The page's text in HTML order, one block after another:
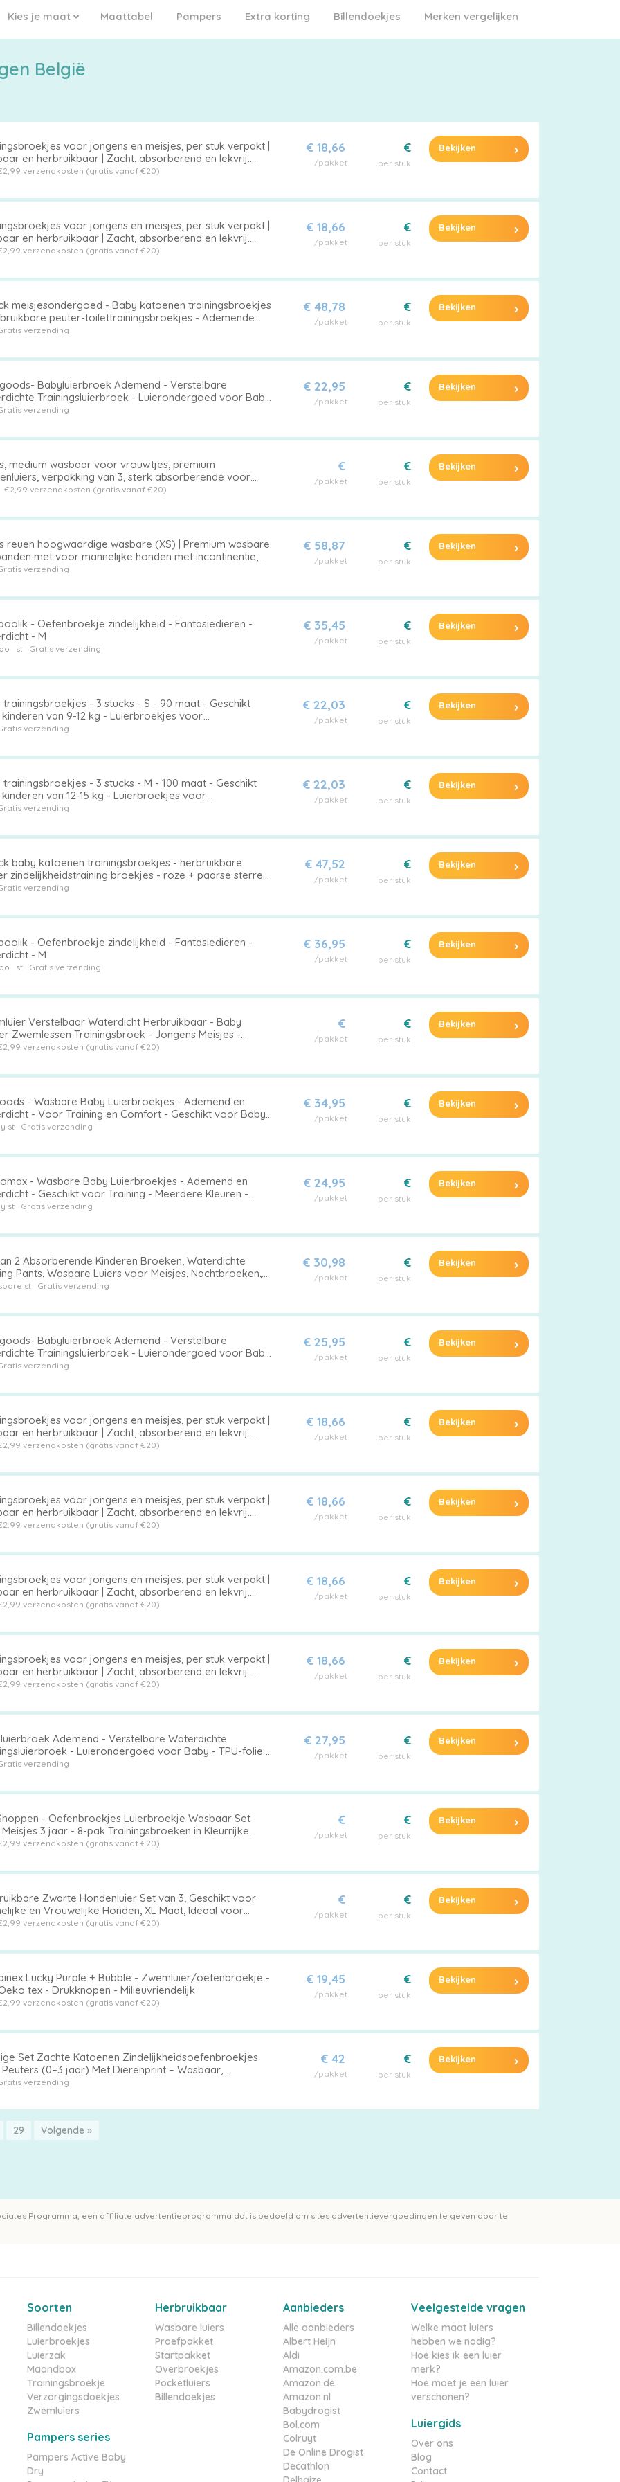
Maattabel
Kies je maat Pampers Extra korting Billendoekjes Merken vergelijken
België
voor jongens en meisjes, per stuk verpakt |
en herbruikbaar | Zacht, absorberend en lekvrij.
in verschillende maten voor kinderen van 1 t/m 5
verzendkosten (gratis vanaf €20)
€ 18,66
/pakket
€
per stuk
Bekijken
voor jongens en meisjes, per stuk verpakt |
en herbruikbaar | Zacht, absorberend en lekvrij.
in verschillende maten voor kinderen van 1 t/m 5
verzendkosten (gratis vanaf €20)
€ 18,66
/pakket
€
per stuk
Bekijken
meisjesondergoed - Baby katoenen trainingsbroekjes
peuter-toilettrainingsbroekjes - Ademende
- Geschikt voor jongens en meisjes van 12 - 18 kg
verzending
€ 48,78
/pakket
€
per stuk
Bekijken
Babyluierbroek Ademend - Verstelbare
Trainingsluierbroek - Luierondergoed voor Baby
folie - Antilekfunctie - Lichtgewicht 71g - Trainingluier
verzending
€ 22,95
/pakket
€
per stuk
Bekijken
medium wasbaar voor vrouwtjes, premium
verpakking van 3, sterk absorberende voor
incontinentie en puppytraining(M)
€2,99 verzendkosten (gratis vanaf €20)
€
/pakket
€
per stuk
Bekijken
reuen hoogwaardige wasbare (XS) | Premium wasbare
met voor mannelijke honden met incontinentie,
plassen en tijdens training
verzending
€ 58,87
/pakket
€
per stuk
Bekijken
- Oefenbroekje zindelijkheid - Fantasiedieren -
- M
st Gratis verzending
€ 35,45
/pakket
€
per stuk
Bekijken
trainingsbroekjes - 3 stucks - S - 90 maat - Geschikt
van 9-12 kg - Luierbroekjes voor
- Waterdichte trainingsbroekjes voor
verzending
€ 22,03
/pakket
€
per stuk
Bekijken
trainingsbroekjes - 3 stucks - M - 100 maat - Geschikt
van 12-15 kg - Luierbroekjes voor
- Waterdichte trainingsbroekjes voor
verzending
€ 22,03
/pakket
€
per stuk
Bekijken
baby katoenen trainingsbroekjes - herbruikbare
zindelijkheidstraining broekjes - roze + paarse sterren
dinosaurus (luiers) - geschikt voor jongens en
verzending
€ 47,52
/pakket
€
per stuk
Bekijken
- Oefenbroekje zindelijkheid - Fantasiedieren -
- M
st Gratis verzending
€ 36,95
/pakket
€
per stuk
Bekijken
Verstelbaar Waterdicht Herbruikbaar - Baby
Zwemlessen Trainingsbroek - Jongens Meisjes -
Eend - Strandplezier - Badpak Zwembad Training -
verzendkosten (gratis vanaf €20)
€
/pakket
€
per stuk
Bekijken
- Wasbare Baby Luierbroekjes - Ademend en
- Voor Training en Comfort - Geschikt voor Baby's
Kleuren Verkrijgbaar
st Gratis verzending
€ 34,95
/pakket
€
per stuk
Bekijken
- Wasbare Baby Luierbroekjes - Ademend en
- Geschikt voor Training - Meerdere Kleuren -
en Verstelbaar - Voor Baby's
st Gratis verzending
€ 24,95
/pakket
€
per stuk
Bekijken
2 Absorberende Kinderen Broeken, Waterdichte
Pants, Wasbare Luiers voor Meisjes, Nachtbroeken,
Ondergoed voor Kinderen
st Gratis verzending
€ 30,98
/pakket
€
per stuk
Bekijken
Babyluierbroek Ademend - Verstelbare
Trainingsluierbroek - Luierondergoed voor Baby
folie - Antilekfunctie - Lichtgewicht 71g - Trainingluier
verzending
€ 25,95
/pakket
€
per stuk
Bekijken
voor jongens en meisjes, per stuk verpakt |
en herbruikbaar | Zacht, absorberend en lekvrij.
in verschillende maten voor kinderen van 1 t/m 5
kg.
verzendkosten (gratis vanaf €20)
€ 18,66
/pakket
€
per stuk
Bekijken
voor jongens en meisjes, per stuk verpakt |
en herbruikbaar | Zacht, absorberend en lekvrij.
in verschillende maten voor kinderen van 1 t/m 5
verzendkosten (gratis vanaf €20)
€ 18,66
/pakket
€
per stuk
Bekijken
voor jongens en meisjes, per stuk verpakt |
en herbruikbaar | Zacht, absorberend en lekvrij.
in verschillende maten voor kinderen van 1 t/m 5
verzendkosten (gratis vanaf €20)
€ 18,66
/pakket
€
per stuk
Bekijken
voor jongens en meisjes, per stuk verpakt |
en herbruikbaar | Zacht, absorberend en lekvrij.
in verschillende maten voor kinderen van 1 t/m 5
verzendkosten (gratis vanaf €20)
€ 18,66
/pakket
€
per stuk
Bekijken
Ademend - Verstelbare Waterdichte
- Luierondergoed voor Baby - TPU-folie -
- Lichtgewicht 71g - Trainingluier
verzending
€ 27,95
/pakket
€
per stuk
Bekijken
- Oefenbroekjes Luierbroekje Wasbaar Set
3 jaar - 8-pak Trainingsbroeken in Kleurrijke
- Ideaal voor Zindelijkheidstr
verzendkosten (gratis vanaf €20)
€
/pakket
€
per stuk
Bekijken
Zwarte Hondenluier Set van 3, Geschikt voor
en Vrouwelijke Honden, XL Maat, Ideaal voor
en Incontinentie
verzendkosten (gratis vanaf €20)
€
/pakket
€
per stuk
Bekijken
Lucky Purple + Bubble - Zwemluier/oefenbroekje -
tex - Drukknopen - Milieuvriendelijk
verzendkosten (gratis vanaf €20)
€ 19,45
/pakket
€
per stuk
Bekijken
Set Zachte Katoenen Zindelijkheidsoefenbroekjes
(0–3 jaar) Met Dierenprint – Wasbaar,
en Absorberend – Met Extra Bescherming aan
verzending
€ 42
/pakket
€
per stuk
Bekijken
29 Volgende »
Programma, een affiliate advertentieprogramma dat is bedoeld om sites advertentievergoedingen te geven door te
Soorten
Billendoekjes
Luierbroekjes
Luierzak
Maandbox
Trainingsbroekje
Verzorgingsdoekjes
Zwemluiers
Pampers series
Pampers Active Baby
Dry
Herbruikbaar
Wasbare luiers
Proefpakket
Startpakket
Overbroekjes
Pocketluiers
Billendoekjes
Aanbieders
Alle aanbieders
Albert Heijn
Aldi
Amazon.com.be
Amazon.de
Amazon.nl
Babydrogist
Bol.com
Colruyt
De Online Drogist
Decathlon
Veelgestelde vragen
Welke maat luiers
hebben we nodig?
Hoe kies ik een luier
merk?
Hoe moet je een luier
verschonen?
Luiergids
Over ons
Blog
Contact